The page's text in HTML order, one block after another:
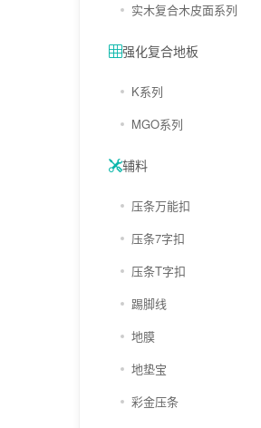
实木复合木皮面系列
强化复合地板
K系列
MGO系列
辅料
压条万能扣
压条7字扣
压条T字扣
踢脚线
地膜
地垫宝
彩金压条